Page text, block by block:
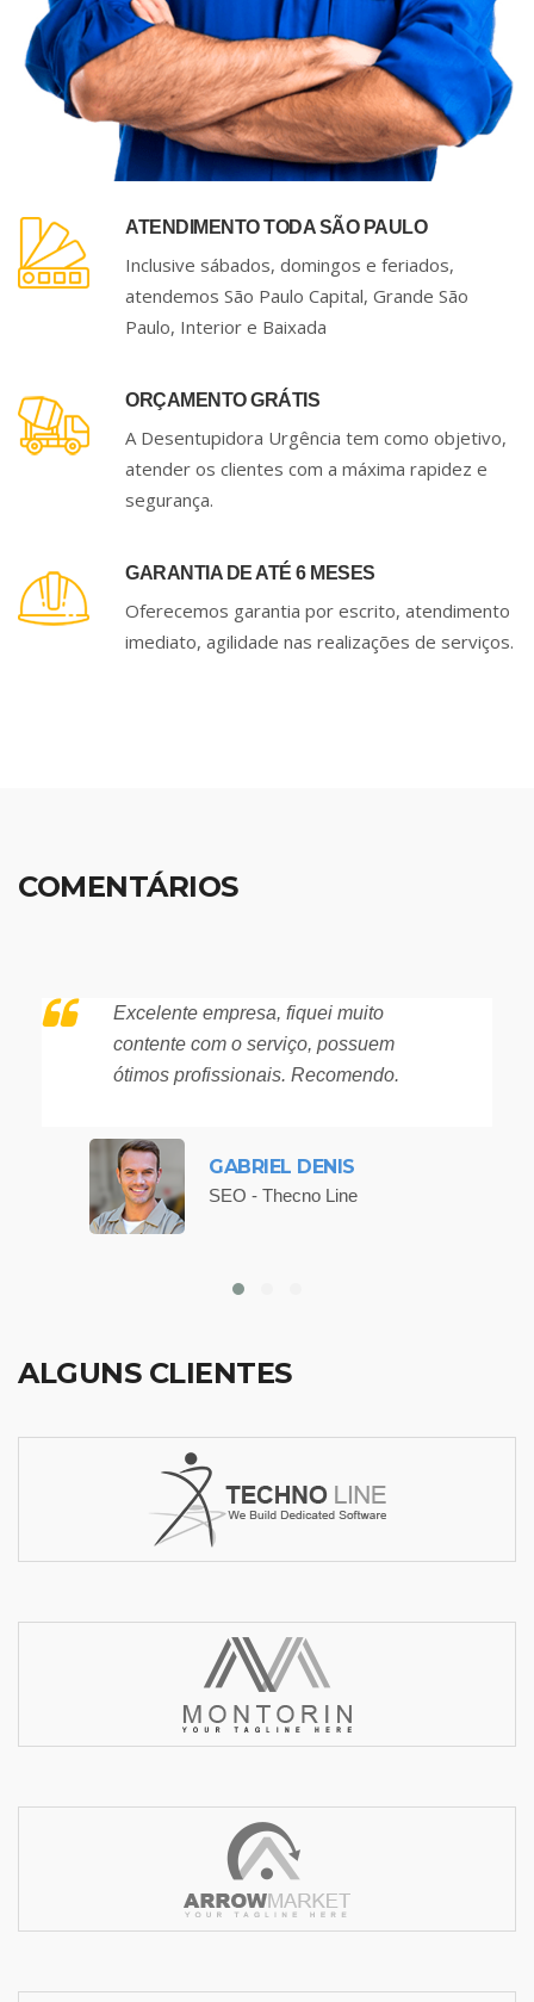
ATENDIMENTO TODA SÃO PAULO
Inclusive sábados, domingos e feriados,
atendemos São Paulo Capital, Grande São
Paulo, Interior e Baixada
ORÇAMENTO GRÁTIS
A Desentupidora Urgência tem como objetivo,
atender os clientes com a máxima rapidez e
segurança.
GARANTIA DE ATÉ 6 MESES
Oferecemos garantia por escrito, atendimento
imediato, agilidade nas realizações de serviços.
COMENTÁRIOS
Excelente empresa, fiquei muito
contente com o serviço, possuem
ótimos profissionais. Recomendo.
GABRIEL DENIS
SEO - Thecno Line
ALGUNS CLIENTES